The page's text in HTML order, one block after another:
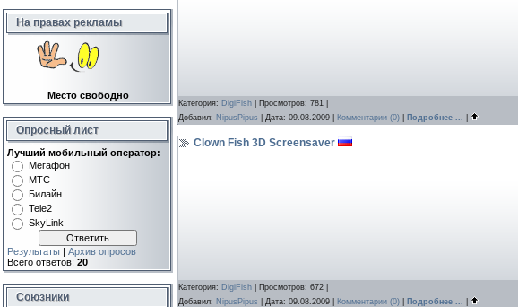
На правах рекламы
Место свободно
Опросный лист
Лучший мобильный оператор:
Мегафон
МТС
Билайн
Tele2
SkyLink
Результаты | Архив опросов
Всего ответов: 20
Союзники
Категория: DigiFish | Просмотров: 781 |
Добавил: NipusPipus | Дата: 09.08.2009 Комментарии (0) Подробнее ...
Clown Fish 3D Screensaver
Категория: DigiFish | Просмотров: 672 |
Добавил: NipusPipus | Дата: 09.08.2009 Комментарии (0) Подробнее ...